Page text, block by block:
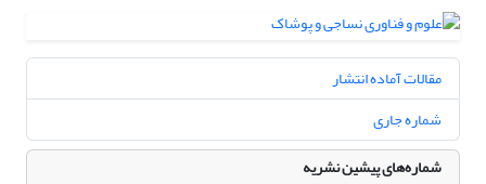
مقالات آماده انتشار
شماره جاری
شماره‌های پیشین نشریه